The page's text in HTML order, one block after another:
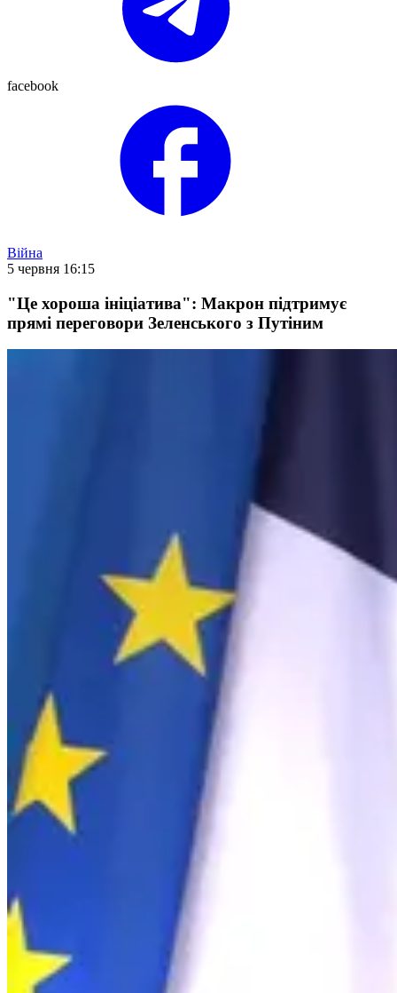
facebook
Війна
5 червня 16:15
"Це хороша ініціатива": Макрон підтримує
прямі переговори Зеленського з Путіним